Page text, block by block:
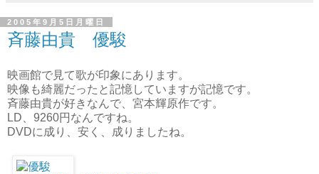
2005年9月5日月曜日
斉藤由貴 優駿
映画館で見て歌が印象にあります。
映像も綺麗だったと記憶していますが記憶です。
斉藤由貴が好きなんで、宮本輝原作です。
LD、9260円なんですね。
DVDに成り、安く、成りましたね。